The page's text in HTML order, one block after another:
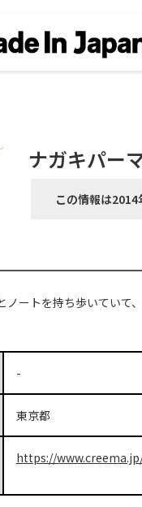
ナガキパー
この情報は2014
ノートを持ち歩いていて
-
東京都
https://